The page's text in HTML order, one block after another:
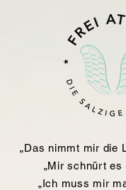
„Das nimmt mir die
„Mir schnürt es
„Ich muss mir